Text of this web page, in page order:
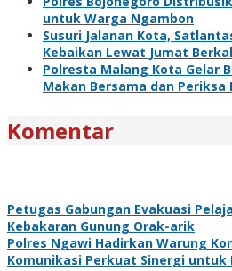
untuk Warga Ngambon
Susuri Jalanan Kota,
Kebaikan Lewat Jumat
Polresta Malang Kota Gelar
Makan Bersama dan Periksa
Komentar
Petugas Gabungan Evakuasi
Kebakaran Gunung Orak-arik
Polres Ngawi Hadirkan Warung
Komunikasi Perkuat Sinergi untuk